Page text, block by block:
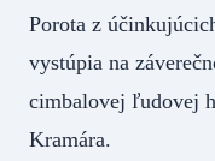
Porota z
vystúpia na
cimbalovej ľudovej
Kramára.